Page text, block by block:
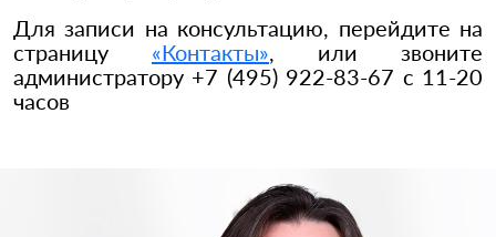
Для записи на консультацию, перейдите на
страницу «Контакты», или звоните
администратору +7 (495) 922-83-67 с 11-20
часов